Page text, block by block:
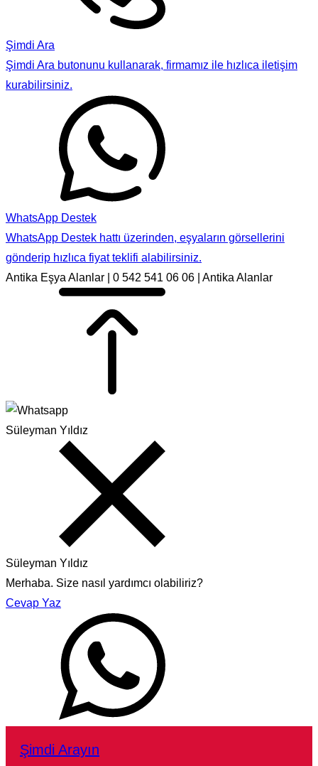
Şimdi Ara
Şimdi Ara butonunu kullanarak, firmamız ile hızlıca iletişim
kurabilirsiniz.
WhatsApp Destek
WhatsApp Destek hattı üzerinden, eşyaların görsellerini
gönderip hızlıca fiyat teklifi alabilirsiniz.
Antika Eşya Alanlar | 0 542 541 06 06 | Antika Alanlar
Süleyman Yıldız
Süleyman Yıldız
Merhaba. Size nasıl yardımcı olabiliriz?
Cevap Yaz
Şimdi Arayın